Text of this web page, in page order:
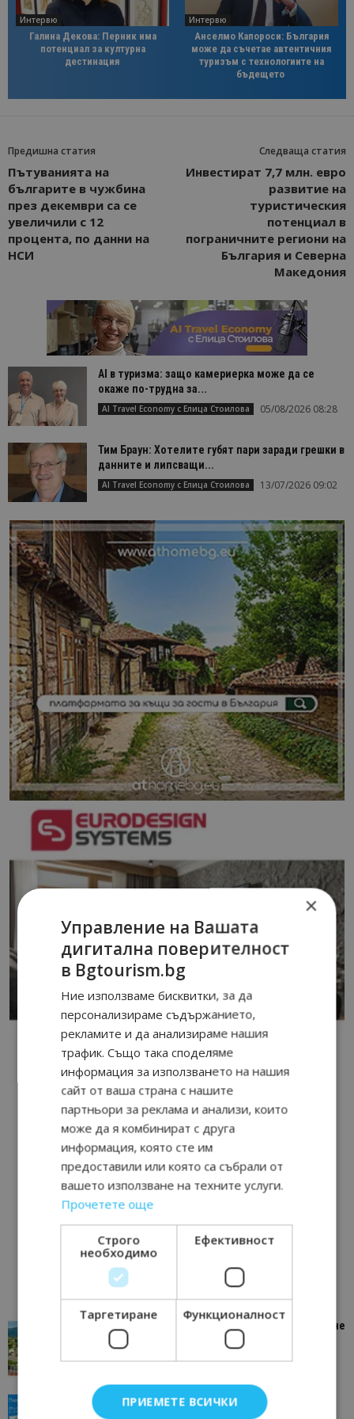
Интервю
Галина Декова: Перник има
потенциал за културна
дестинация
Интервю
Анселмо Капороси: България
може да съчетае автентичния
туризъм с технологиите на
бъдещето
Предишна статия
Пътуванията на
българите в чужбина
през декември са се
увеличили с 12
процента, по данни на
НСИ
Следваща статия
Инвестират 7,7 млн. евро
развитие на
туристическия
потенциал в
пограничните региони на
България и Северна
Македония
AI в туризма: защо камериерка може да се
окаже по-трудна за...
AI Travel Economy с Елица Стоилова 05/08/2026 08:28
Тим Браун: Хотелите губят пари заради грешки в
данните и липсващи...
AI Travel Economy с Елица Стоилова 13/07/2026 09:02
“Пощенска картичка от…”: Петрич – Изживяване
Петрич 11/07/2026 11:22
“Пощенска картичка от…”: Пловдив, градът на
всички времена
×
Управление на Вашата
дигитална поверителност
в Bgtourism.bg
Ние използваме бисквитки, за да
персонализираме съдържанието,
рекламите и да анализираме нашия
трафик. Също така споделяме
информация за използването на нашия
сайт от ваша страна с нашите
партньори за реклама и анализи, които
може да я комбинират с друга
информация, която сте им
предоставили или която са събрали от
вашето използване на техните услуги.
Прочетете още
Строго
необходимо
Ефективност
Таргетиране Функционалност
ПРИЕМЕТЕ ВСИЧКИ